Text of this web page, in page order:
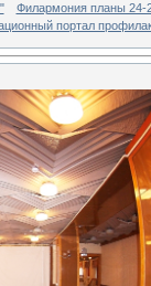
Филармония планы 24-
портал